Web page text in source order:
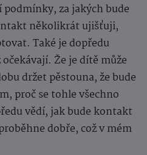
za jakých bude
několikrát ujišťuji,
Také je dopředu
Že je dítě může
držet pěstouna, že bude
proč se tohle všechno
vědí, jak bude kontakt
dobře, což v mém